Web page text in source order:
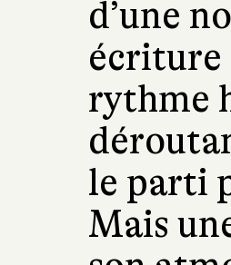
d’une
écriture
rythme
le parti
Mais